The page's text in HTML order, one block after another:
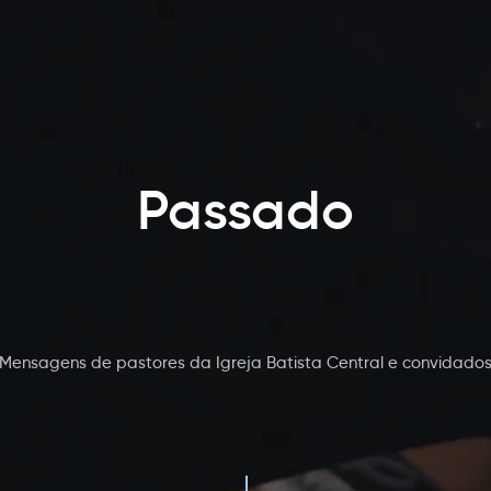
Passado
Mensagens de pastores da Igreja Batista Central e convidados